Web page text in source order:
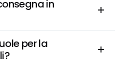
in
per la